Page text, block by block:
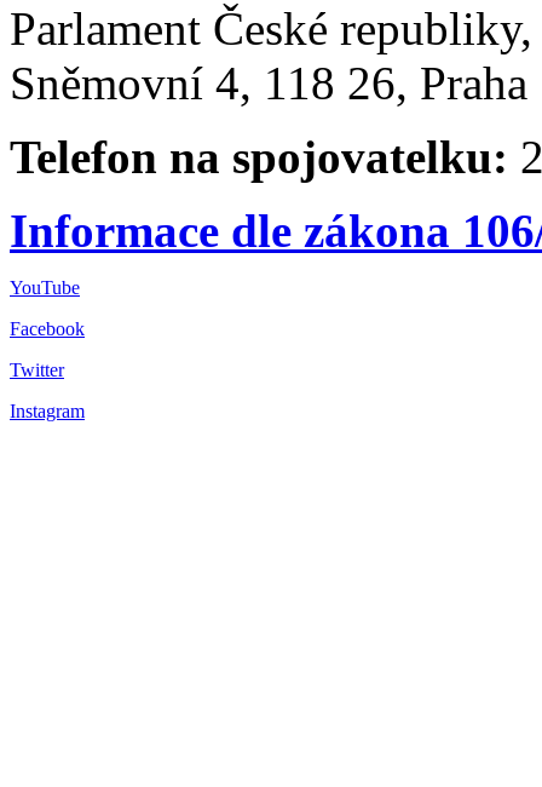
Parlament České
Sněmovní 4, 118 26,
Telefon na spojovatelku:
Informace dle zákona
YouTube
Facebook
Twitter
Instagram